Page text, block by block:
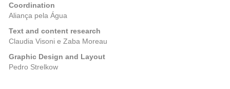
Coordination
Aliança pela Água
Text and content research
Claudia Visoni e Zaba Moreau
Graphic Design and Layout
Pedro Strelkow